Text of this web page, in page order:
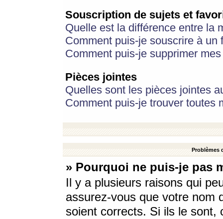
Souscription de sujets et
Quelle est la différence entre la
Comment puis-je souscrire à
Comment puis-je supprimer
Pièces jointes
Quelles sont les pièces jointes
Comment puis-je trouver toutes
Problèmes
» Pourquoi ne puis-je pas
Il y a plusieurs raisons qui
assurez-vous que votre nom
soient corrects. Si ils le sont,